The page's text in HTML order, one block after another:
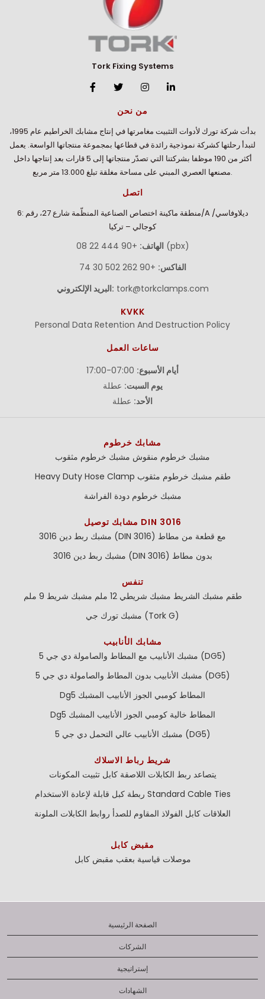
Tork Fixing Systems
من نحن
بدأت شركة تورك لأدوات التثبيت مغامرتها في إنتاج مشابك الخراطيم عام 1995،
لتبدأ رحلتها كشركة نموذجية رائدة في قطاعها بمجموعة منتجاتها الواسعة. يعمل
أكثر من 190 موظفا بشركتنا التي تصدّر منتجاتها إلى 5 قارات بعد إنتاجها داخل
مصنعها العصري المبني على مساحة مغلقة تبلغ 13.000 متر مربع.
اتصل
منطقة ماكينة اختصاص الصناعية المنظّمة شارع 27، رقم :6/A ديلاوفاسي/
كوجالي – تركيا
الهاتف: +90 444 22 08 (pbx)
الفاكس: +90 262 502 30 74
البريد الإلكتروني: tork@torkclamps.com
KVKK
Personal Data Retention And Destruction Policy
ساعات العمل
أيام الأسبوع:
يوم السبت: عطلة
الأحد: عطلة
مشابك خرطوم
مشبك خرطوم مثقوب مشبك خرطوم منقوش
Heavy Duty Hose Clamp طقم مشبك خرطوم مثقوب
مشبك خرطوم دودة الفراشة
مشابك توصيل DIN 3016
مشبك ربط دين 3016 (DIN 3016) مع قطعة من مطاط
مشبك ربط دين 3016 (DIN 3016) بدون مطاط
تنفس
مشبك شريط 9 ملم
مشبك شريطي 12 ملم طقم مشبك الشريط
مشبك تورك جي (Tork G)
مشابك الأنابيب
مشبك الأنابيب مع المطاط والصامولة دي جي 5 (DG5)
مشبك الأنابيب بدون المطاط والصامولة دي جي 5 (DG5)
Dg5 المطاط كومبي الجوز الأنابيب المشبك
Dg5 المطاط خالية كومبي الجوز الأنابيب المشبك
مشبك الأنابيب عالي التحمل دي جي 5 (DG5)
شريط رباط الاسلاك
كابل تثبيت المكونات يتصاعد ربط الكابلات اللاصقة
ربطة كبل قابلة لإعادة الاستخدام Standard Cable Ties
روابط الكابلات الملونة العلاقات كابل الفولاذ المقاوم للصدأ
مقبض كابل
مقبض كابل موصلات قياسية بعقب
الصفحة الرئيسية
الشركات
إستراتيجية
الشهادات